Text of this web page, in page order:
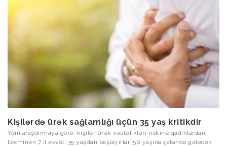
Kişilərdə ürək sağlamlığı üçün 35 yaş kritikdir
Yeni araşdırmaya görə, kişilər ürək xəstəlikləri riskinə qadınlardan
təxminən 7 il əvvəl, 35 yaşdan başlayırlar. 50 yaşına çatanda gələcək